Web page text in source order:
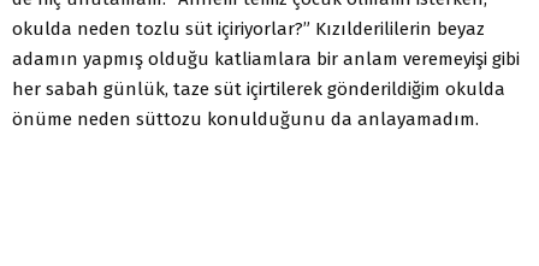
okulda neden tozlu süt içiriyorlar?” Kızılderililerin beyaz
adamın yapmış olduğu katliamlara bir anlam veremeyişi gibi
her sabah günlük, taze süt içirtilerek gönderildiğim okulda
önüme neden süttozu konulduğunu da anlayamadım.